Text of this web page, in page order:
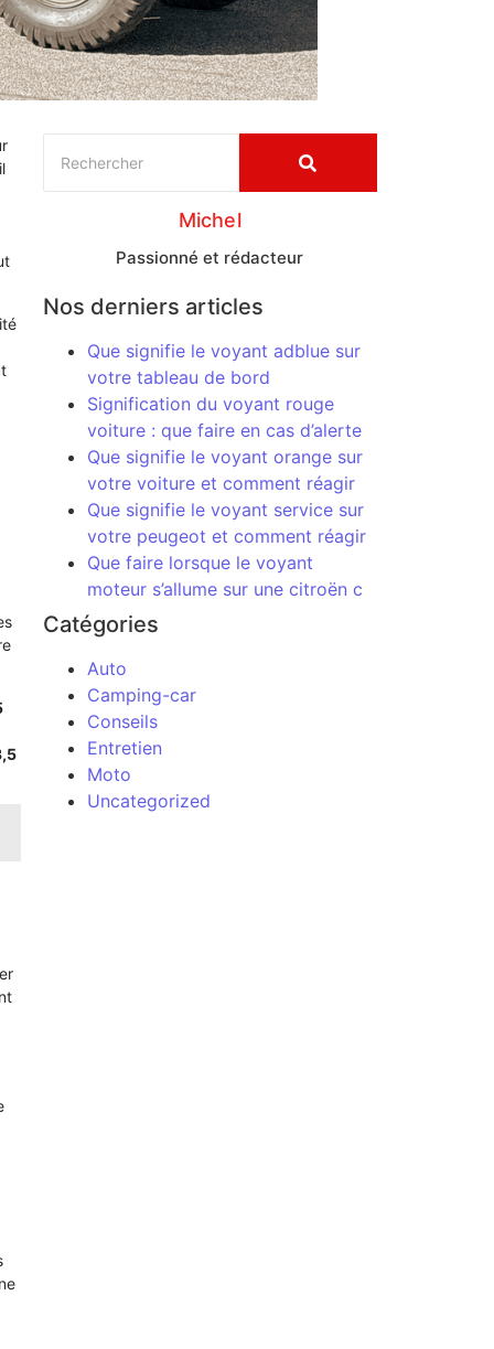
Michel
Passionné et rédacteur
Nos derniers articles
Que signifie le voyant adblue sur
votre tableau de bord
Signification du voyant rouge
voiture : que faire en cas d’alerte
Que signifie le voyant orange sur
votre voiture et comment réagir
Que signifie le voyant service sur
votre peugeot et comment réagir
Que faire lorsque le voyant
moteur s’allume sur une citroën c
Catégories
Auto
Camping-car
Conseils
Entretien
Moto
Uncategorized